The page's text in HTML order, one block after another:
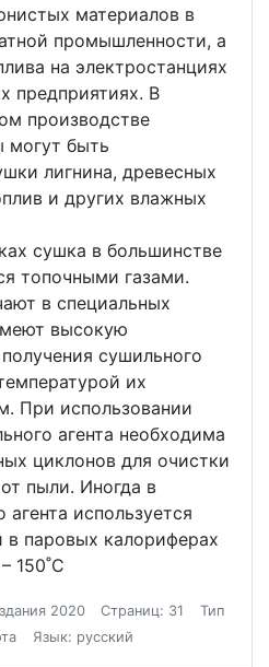
материалов в
промышленности, а
на электростанциях
предприятиях. В
производстве
могут быть
лигнина, древесных
и других влажных
сушка в большинстве
топочными газами.
в специальных
высокую
сушильного
их
При использовании
агента необходима
циклонов для очистки
пыли. Иногда в
агента используется
в паровых калориферах
150˚С
2020 Страниц: 31
Тип
Язык: русский